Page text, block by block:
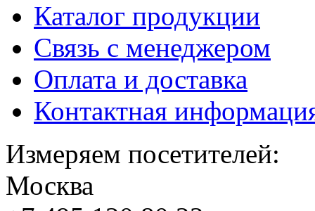
Каталог продукции
Связь с менеджером
Оплата и доставка
Контактная
Измеряем посетителей:
Москва